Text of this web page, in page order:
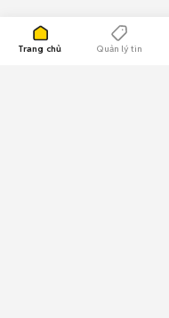
Trang chủ Quản lý tin